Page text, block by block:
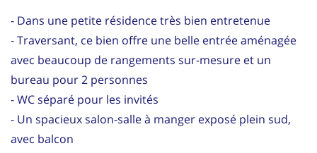
- Dans une petite résidence très bien entretenue
- Traversant, ce bien offre une belle entrée aménagée
avec beaucoup de rangements sur-mesure et un
bureau pour 2 personnes
- WC séparé pour les invités
- Un spacieux salon-salle à manger exposé plein sud,
avec balcon